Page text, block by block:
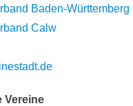
Baden-Württemberg
Calw
Vereine